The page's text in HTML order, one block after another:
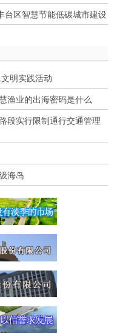
台区智慧节能低碳城市建设
明实践活动
渔业的出海密码是什么
段实行限制通行交通管理
海岛